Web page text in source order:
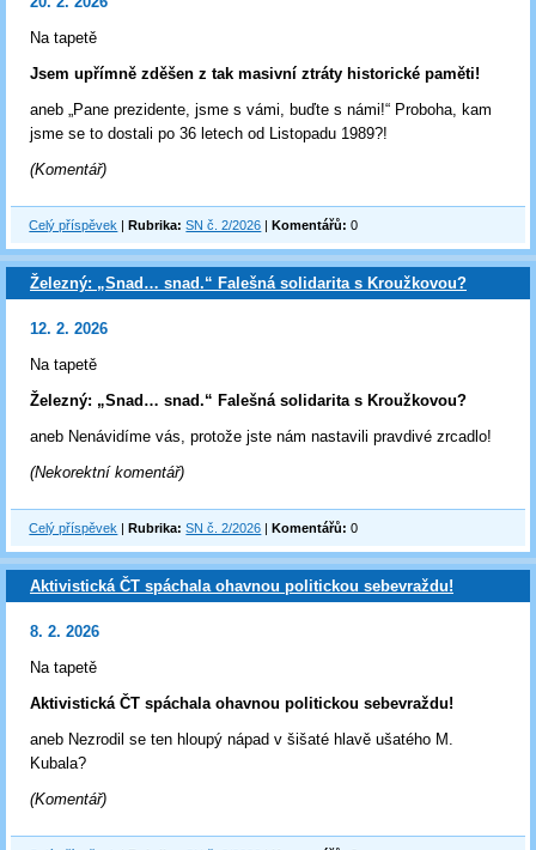
Na tapetě
Jsem upřímně zděšen z tak masivní ztráty historické paměti!
aneb „Pane prezidente, jsme s vámi, buďte s námi!“ Proboha, kam
jsme se to dostali po 36 letech od Listopadu 1989?!
(Komentář)
Celý příspěvek |Rubrika: SN č. 2/2026 |Komentářů: 0
Železný: „Snad… snad.“ Falešná solidarita s Kroužkovou?
12. 2. 2026
Na tapetě
Železný: „Snad… snad.“ Falešná solidarita s Kroužkovou?
aneb Nenávidíme vás, protože jste nám nastavili pravdivé zrcadlo!
(Nekorektní komentář)
Celý příspěvek |Rubrika: SN č. 2/2026 |Komentářů: 0
Aktivistická ČT spáchala ohavnou politickou sebevraždu!
8. 2. 2026
Na tapetě
Aktivistická ČT spáchala ohavnou politickou sebevraždu!
aneb Nezrodil se ten hloupý nápad v šišaté hlavě ušatého M.
Kubala?
(Komentář)